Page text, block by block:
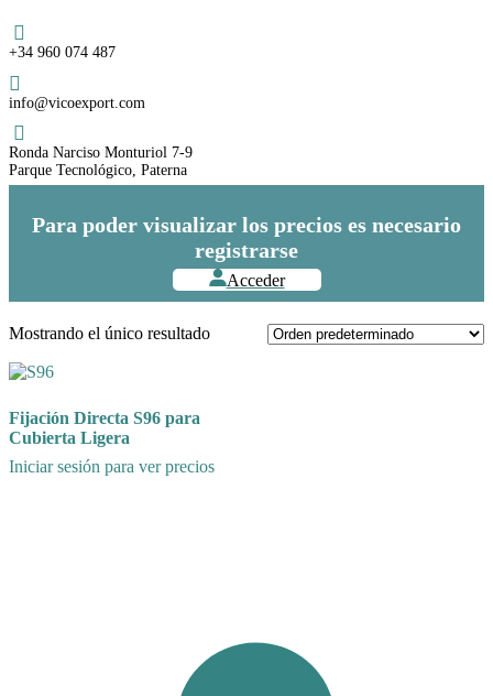
Teléfono
+34 960 074 487
Email
info@vicoexport.com
Dirección
Ronda Narciso Monturiol 7-9
Parque Tecnológico, Paterna
Para poder visualizar los precios es necesario
registrarse
Acceder
Mostrando el único resultado
Fijación Directa S96 para
Cubierta Ligera
Iniciar sesión para ver precios